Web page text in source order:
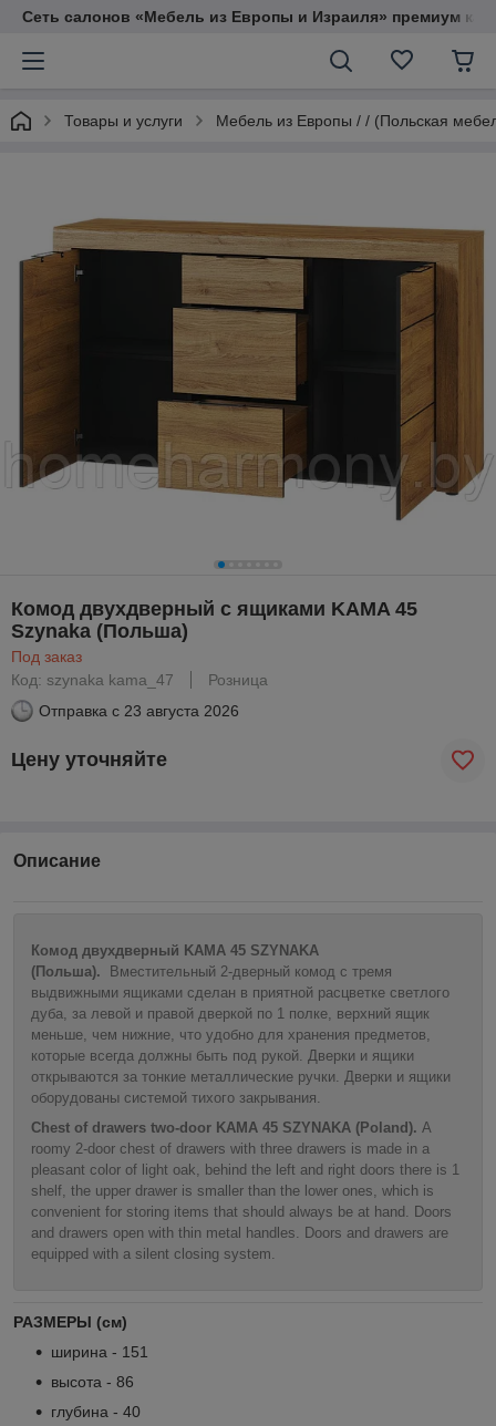
Сеть салонов «Мебель из Европы и Израиля» премиум
Товары и услуги Мебель из Европы / / (Польская
Комод двухдверный с ящиками KAMA 45
Szynaka (Польша)
Под заказ
Код: szynaka kama_47
Розница
Отправка с 23 августа 2026
Цену уточняйте
Описание
Комод двухдверный KAMA 45 SZYNAKA
(Польша).
Вместительный 2-дверный комод с тремя
выдвижными ящиками сделан в приятной расцветке светлого
дуба, за левой и правой дверкой по 1 полке, верхний ящик
меньше, чем нижние, что удобно для хранения предметов,
которые всегда должны быть под рукой. Дверки и ящики
открываются за тонкие металлические ручки. Дверки и ящики
оборудованы системой тихого закрывания.
Chest of drawers two-door KAMA 45 SZYNAKA (Poland). A
roomy 2-door chest of drawers with three drawers is made in a
pleasant color of light oak, behind the left and right doors there is 1
shelf, the upper drawer is smaller than the lower ones, which is
convenient for storing items that should always be at hand. Doors
and drawers open with thin metal handles. Doors and drawers are
equipped with a silent closing system.
РАЗМЕРЫ (см)
ширина - 151
высота - 86
глубина - 40